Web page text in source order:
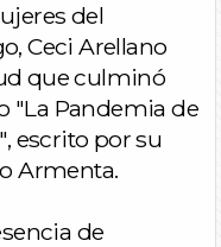
del
Ceci Arellano
que culminó
"La Pandemia de
escrito por su
Armenta.
de